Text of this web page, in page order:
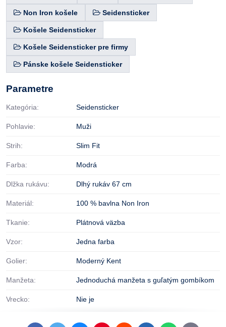
Non Iron košele Seidensticker
Košele Seidensticker
Košele Seidensticker pre firmy
Pánske košele Seidensticker
Parametre
Kategória: Seidensticker
Pohlavie: Muži
Strih: Slim Fit
Farba: Modrá
Dlžka rukávu: Dlhý rukáv 67 cm
Materiál: 100 % bavlna Non Iron
Tkanie: Plátnová väzba
Vzor: Jedna farba
Golier: Moderný Kent
Manžeta: Jednoduchá manžeta s guľatým gombíkom
Vrecko: Nie je